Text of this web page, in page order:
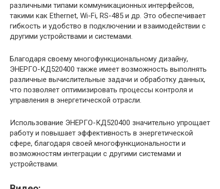
различными типами коммуникационных интерфейсов,
такими как Ethernet, Wi-Fi, RS-485 и др. Это обеспечивает
гибкость и удобство в подключении и взаимодействии с
другими устройствами и системами.
Благодаря своему многофункциональному дизайну,
ЭНЕРГО-КД520400 также имеет возможность выполнять
различные вычислительные задачи и обработку данных,
что позволяет оптимизировать процессы контроля и
управления в энергетической отрасли.
Использование ЭНЕРГО-КД520400 значительно упрощает
работу и повышает эффективность в энергетической
сфере, благодаря своей многофункциональности и
возможностям интеграции с другими системами и
устройствами.